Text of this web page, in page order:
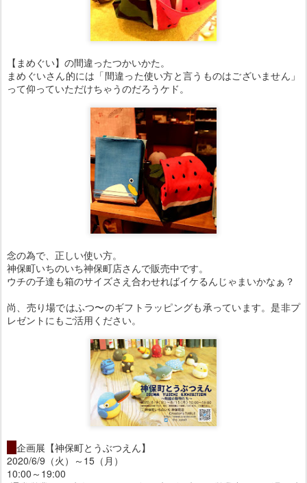
【まめぐい】の間違ったつかいかた。
まめぐいさん的には「間違った使い方と言うものはございません」
って仰っていただけちゃうのだろうケド。
念の為で、正しい使い方。
神保町いちのいち神保町店さんで販売中です。
ウチの子達も箱のサイズさえ合わせればイケるんじゃまいかなぁ？
尚、売り場ではふつ〜のギフトラッピングも承っています。是非プ
レゼントにもご活用ください。
企画展【神保町とうぶつえん】
2020/6/9（火）～15（月）
10:00～19:00